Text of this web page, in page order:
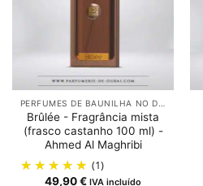
Brûlée - Fragrância mista
(frasco castanho 100 ml) -
Ahmed Al Maghribi
(1)
49,90€ IVA incluído